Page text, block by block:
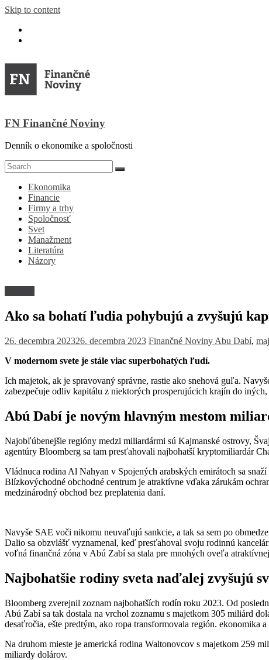
Skip to content
FN Finančné Noviny
Denník o ekonomike a spoločnosti
Ekonomika
Financie
Firmy a trhy
Spoločnosť
Svet
Manažment
Literatúra
Názory
Ako sa bohatí ľudia pohybujú a zvyšujú
26. decembra 202326. decembra 2023 Finančné Noviny Abu Dabí,
V modernom svete je stále viac superbohatých ľudí.
Ich majetok, ak je spravovaný správne, rastie ako snehová guľa.
zabezpečuje odliv kapitálu z niektorých prosperujúcich krajín do
Abú Dabí je novým hlavným mestom
Najobľúbenejšie regióny medzi miliardármi sú Kajmanské ostrovy,
agentúry Bloomberg sa tam presťahovali najbohatší kryptomiliardár
Vládnuca rodina Al Nahyan v Spojených arabských emirátoch sa
Blízkovýchodné obchodné centrum je atraktívne vďaka zárukám
medzinárodný obchod bez preplatenia daní.
Navyše SAE voči nikomu neuvaľujú sankcie, a tak sa sem po
Dalio sa obzvlášť vyznamenal, keď presťahoval svoju rodinnú
voľná finančná zóna v Abú Zabí sa stala pre mnohých oveľa
Najbohatšie rodiny sveta naďalej zvyšujú
Bloomberg zverejnil zoznam najbohatších rodín roku 2023. Od
Abú Zabí sa tak dostala na vrchol zoznamu s majetkom 305 miliárd
desaťročia, ešte predtým, ako ropa transformovala región.
Na druhom mieste je americká rodina Waltonovcov s majetkom 259
miliardy dolárov.